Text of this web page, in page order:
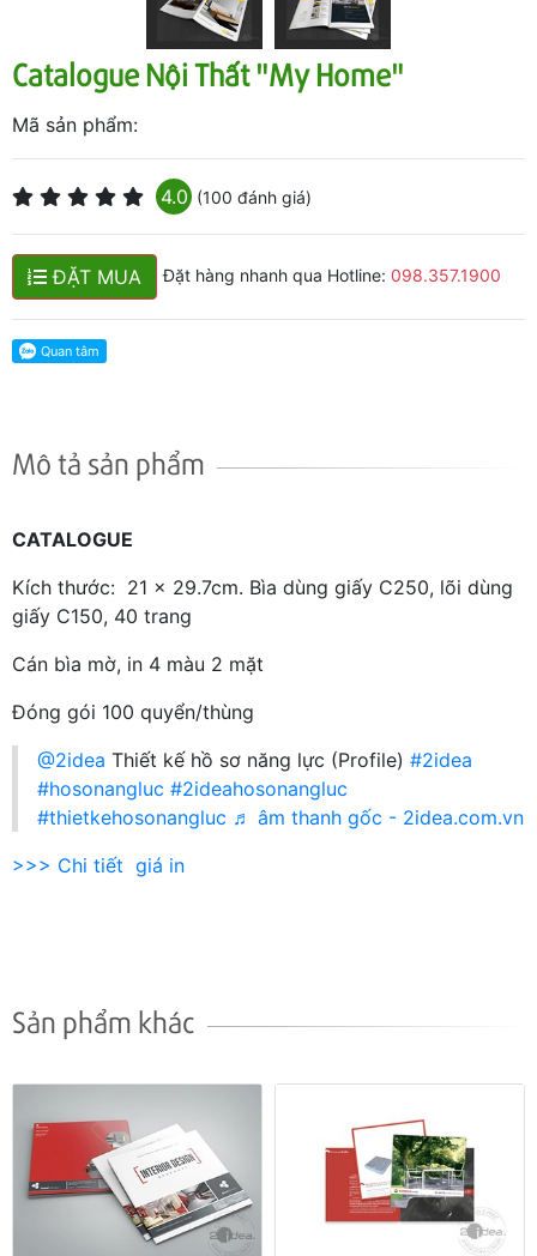
Catalogue Nội Thất "My Home"
Mã sản phẩm:
4.0 (100 đánh giá)
ĐẶT MUA Đặt hàng nhanh qua Hotline: 098.357.1900
Mô tả sản phẩm
CATALOGUE
Kích thước: 21 x 29.7cm. Bìa dùng giấy C250, lõi dùng
giấy C150, 40 trang
Cán bìa mờ, in 4 màu 2 mặt
Đóng gói 100 quyển/thùng
@2idea Thiết kế hồ sơ năng lực (Profile) #2idea
#hosonangluc #2ideahosonangluc
#thietkehosonangluc ♬ âm thanh gốc - 2idea.com.vn
>>> Chi tiết giá in
Sản phẩm khác